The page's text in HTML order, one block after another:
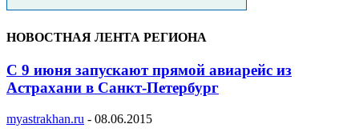
НОВОСТНАЯ ЛЕНТА РЕГИОНА
С 9 июня запускают прямой авиарейс из
Астрахани в Санкт-Петербург
myastrakhan.ru - 08.06.2015